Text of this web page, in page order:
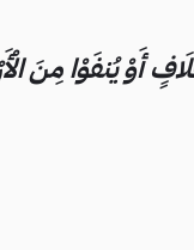
أَوْ يُنفَوْا مِنَ